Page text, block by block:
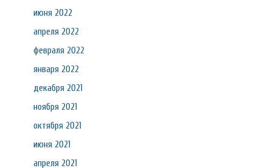
июня 2022
апреля 2022
февраля 2022
января 2022
декабря 2021
ноября 2021
октября 2021
июня 2021
апреля 2021